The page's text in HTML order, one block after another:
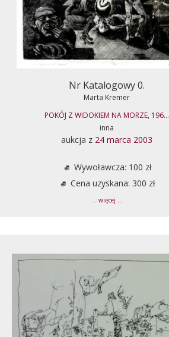
Nr Katalogowy 0.
Marta Kremer
POKÓJ Z WIDOKIEM NA MORZE, 196...
inna
aukcja z 24 marca 2003
Wywoławcza: 100 zł
Cena uzyskana: 300 zł
... więcej ...